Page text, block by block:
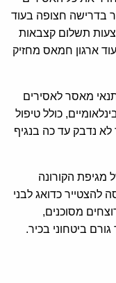
בדרישה חצופה בעוד
תשלום קצבאות
ארגון חמאס מחזיק
מאסר לאסירים
כולל טיפול
לא נדבק עד כה בנגיף
מגיפת הקורונה
להצטייר כדואג לבני
מסוכנים,
ביטחוני בכיר.